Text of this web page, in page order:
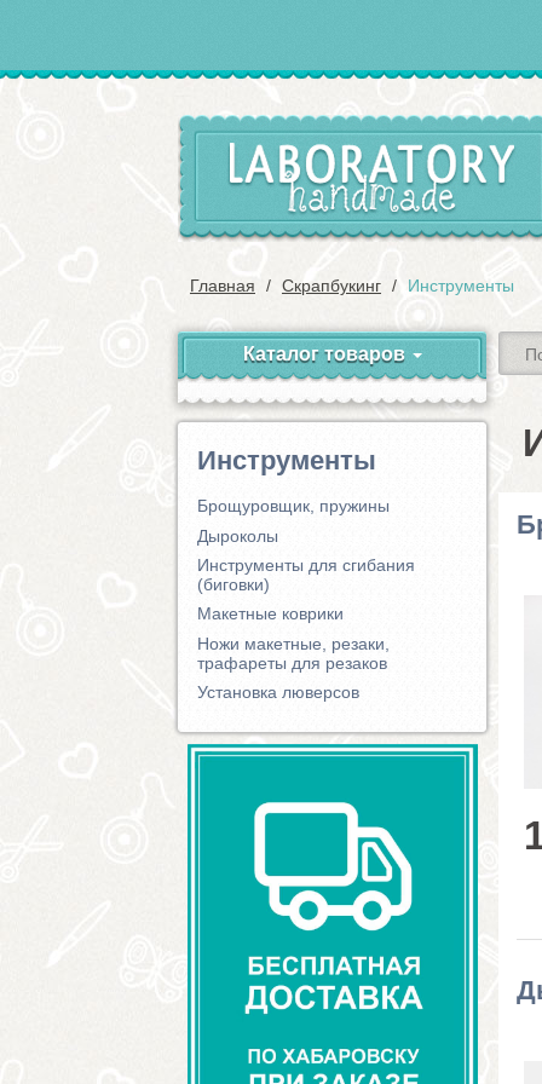
Главная Скрапбукинг Инструменты
Каталог товаров
Инструменты
Брощуровщик, пружины
Дыроколы
Инструменты для сгибания
(биговки)
Макетные коврики
Ножи макетные, резаки,
трафареты для резаков
Установка люверсов